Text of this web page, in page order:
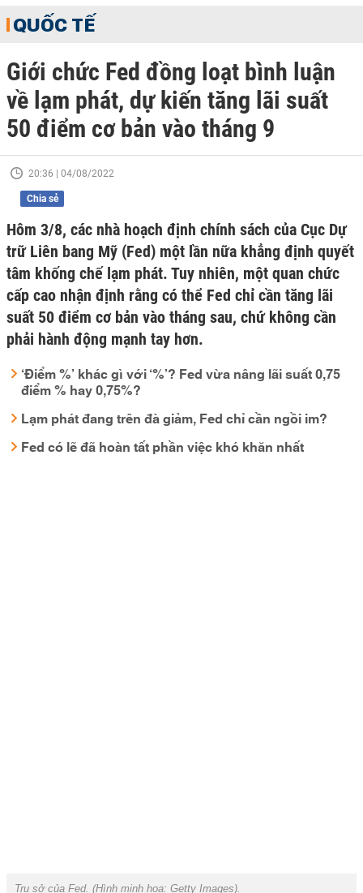
QUỐC TẾ
Giới chức Fed đồng loạt bình luận
về lạm phát, dự kiến tăng lãi suất
50 điểm cơ bản vào tháng 9
20:36 | 04/08/2022
Chia sẻ
Hôm 3/8, các nhà hoạch định chính sách của Cục Dự
trữ Liên bang Mỹ (Fed) một lần nữa khẳng định quyết
tâm khống chế lạm phát. Tuy nhiên, một quan chức
cấp cao nhận định rằng có thể Fed chỉ cần tăng lãi
suất 50 điểm cơ bản vào tháng sau, chứ không cần
phải hành động mạnh tay hơn.
‘Điểm %’ khác gì với ‘%’? Fed vừa nâng lãi suất 0,75
điểm % hay 0,75%?
Lạm phát đang trên đà giảm, Fed chỉ cần ngồi im?
Fed có lẽ đã hoàn tất phần việc khó khăn nhất
Trụ sở của Fed. (Hình minh họa: Getty Images).